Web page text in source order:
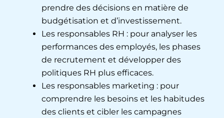
prendre des décisions en matière de
budgétisation et d’investissement.
Les responsables RH : pour analyser les
performances des employés, les phases
de recrutement et développer des
politiques RH plus efficaces.
Les responsables marketing : pour
comprendre les besoins et les habitudes
des clients et cibler les campagnes